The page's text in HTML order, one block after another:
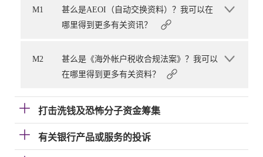
M1
甚么是AEOI（自动交换资料）？我可以在
哪里得到更多有关资讯？
M2
甚么是《海外帐户税收合规法案》？我可以
在哪里得到更多有关资料？
打击洗钱及恐怖分子资金筹集
有关银行产品或服务的投诉